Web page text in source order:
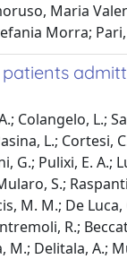
Maria
Morra;
Colangelo, L.;
L.;
Pulixi, E. A.;
S.;
M. M.; De
R.;
Delitala, A.;